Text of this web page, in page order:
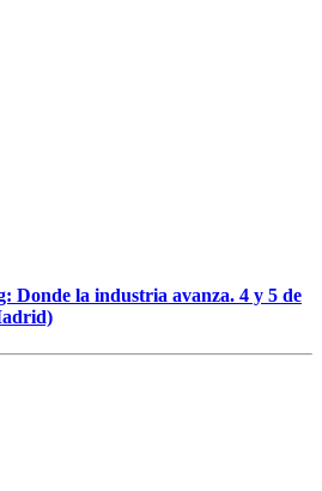
Donde la industria avanza. 4 y 5 de